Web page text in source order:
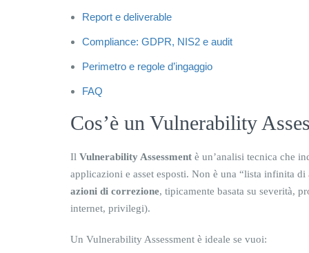
Report e deliverable
Compliance: GDPR, NIS2 e audit
Perimetro e regole d’ingaggio
FAQ
Cos’è un Vulnerability
Il Vulnerability Assessment è un’analisi tecnica che
applicazioni e asset esposti. Non è una “lista infinita
azioni di correzione, tipicamente basata su severità,
internet, privilegi).
Un Vulnerability Assessment è ideale se vuoi: